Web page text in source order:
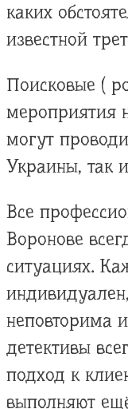
каких
известной
Поисковые (
мероприятия
могут
Украины, так
Все
Воронове
ситуациях.
неповторима
детективы
подход к
выполняют